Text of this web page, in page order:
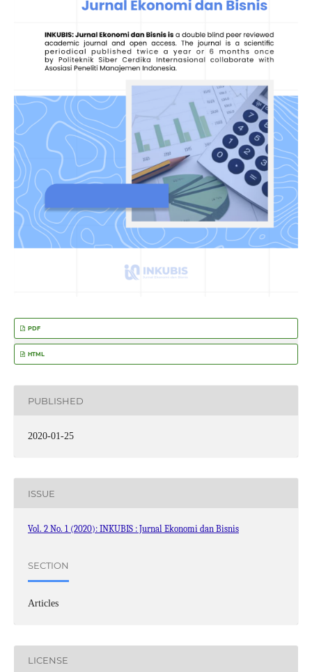
PDF
HTML
PUBLISHED
2020-01-25
ISSUE
Vol. 2 No. 1 (2020): INKUBIS : Jurnal Ekonomi dan Bisnis
SECTION
Articles
LICENSE